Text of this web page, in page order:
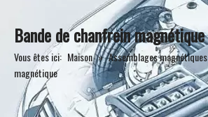
Bande de chanfrein magnétique
Vous êtes ici: Maison » Assemblages magnétiques
magnétique